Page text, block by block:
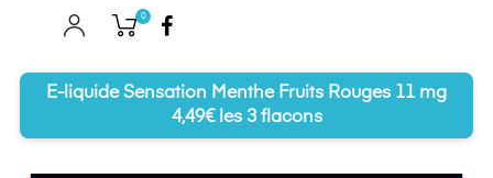
0
E-liquide Sensation Menthe Fruits Rouges 11 mg
4,49€ les 3 flacons